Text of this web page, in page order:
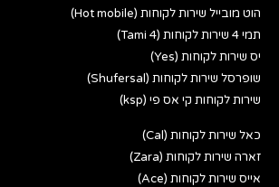
הוט מובייל שירות לקוחות (Hot mobile)
תמי 4 שירות לקוחות (Tami 4)
יס שירות לקוחות (Yes)
שופרסל שירות לקוחות (Shufersal)
שירות לקוחות קי אס פי (ksp)
כאל שירות לקוחות (Cal)
זארה שירות לקוחות (Zara)
אייס שירות לקוחות (Ace)